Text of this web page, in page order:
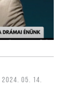
2024. 05. 14.